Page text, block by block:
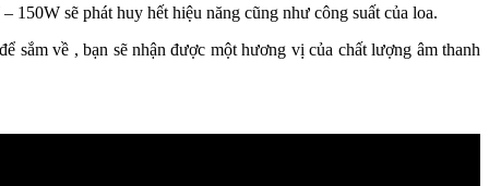
sẽ phát huy hết hiệu năng cũng như công suất của loa.
sắm về , bạn sẽ nhận được một hương vị của chất lượng âm thanh